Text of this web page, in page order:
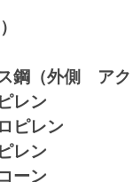
鋼（外側 アク
レン
ピレン
レン
ーン